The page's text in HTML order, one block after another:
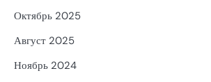
Октябрь 2025
Август 2025
Ноябрь 2024